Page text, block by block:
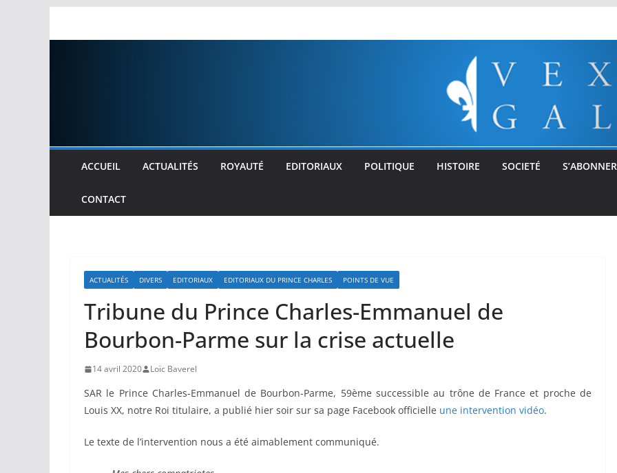
ACCUEIL ACTUALITÉS ROYAUTÉ EDITORIAUX POLITIQUE HISTOIRE SOCIETÉ
CONTACT
ACTUALITÉS DIVERS EDITORIAUX EDITORIAUX DU PRINCE CHARLES POINTS DE VUE
Tribune du Prince Charles-Emmanuel de
Bourbon-Parme sur la crise actuelle
14 avril 2020 Loïc Baverel
SAR le Prince Charles-Emmanuel de Bourbon-Parme, 59ème successible au trône de France et proche de
Louis XX, notre Roi titulaire, a publié hier soir sur sa page Facebook officielle une intervention vidéo.
Le texte de l’intervention nous a été aimablement communiqué.